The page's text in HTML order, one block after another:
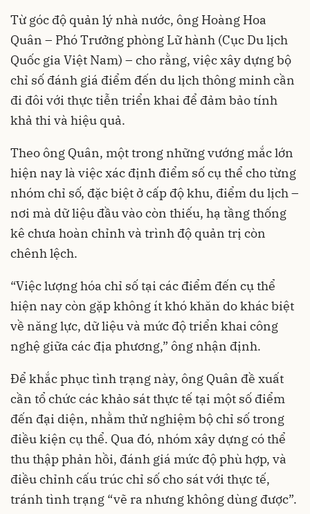
Từ góc độ quản lý nhà nước, ông Hoàng Hoa
Quân – Phó Trưởng phòng Lữ hành (Cục Du lịch
Quốc gia Việt Nam) – cho rằng, việc xây dựng bộ
chỉ số đánh giá điểm đến du lịch thông minh cần
đi đôi với thực tiễn triển khai để đảm bảo tính
khả thi và hiệu quả.
Theo ông Quân, một trong những vướng mắc lớn
hiện nay là việc xác định điểm số cụ thể cho từng
nhóm chỉ số, đặc biệt ở cấp độ khu, điểm du lịch –
nơi mà dữ liệu đầu vào còn thiếu, hạ tầng thống
kê chưa hoàn chỉnh và trình độ quản trị còn
chênh lệch.
“Việc lượng hóa chỉ số tại các điểm đến cụ thể
hiện nay còn gặp không ít khó khăn do khác biệt
về năng lực, dữ liệu và mức độ triển khai công
nghệ giữa các địa phương,” ông nhận định.
Để khắc phục tình trạng này, ông Quân đề xuất
cần tổ chức các khảo sát thực tế tại một số điểm
đến đại diện, nhằm thử nghiệm bộ chỉ số trong
điều kiện cụ thể. Qua đó, nhóm xây dựng có thể
thu thập phản hồi, đánh giá mức độ phù hợp, và
điều chỉnh cấu trúc chỉ số cho sát với thực tế,
tránh tình trạng “vẽ ra nhưng không dùng được”.